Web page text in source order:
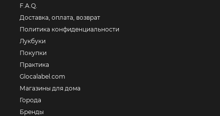
F.A.Q.
Доставка, оплата, возврат
Политика конфиденциальности
Лукбуки
Покупки
Практика
Glocalabel.com
Магазины для дома
Города
Бренды